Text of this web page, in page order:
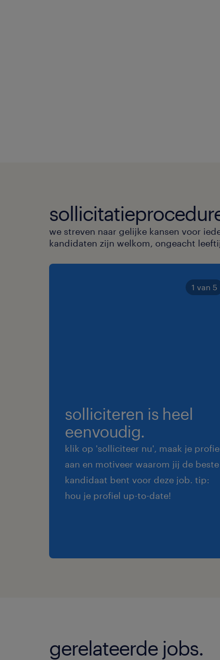
we streven naar gelijke kansen voor
kandidaten zijn welkom, ongeacht
1 van 5
solliciteren is heel
eenvoudig.
klik op 'solliciteer nu', maak je
aan en motiveer waarom jij de beste
kandidaat bent voor deze job. tip:
hou je profiel up-to-date!
gerelateerde jobs.